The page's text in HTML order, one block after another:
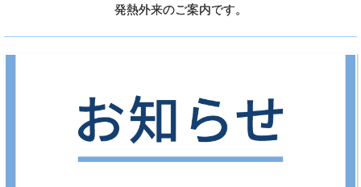
発熱外来のご案内です。